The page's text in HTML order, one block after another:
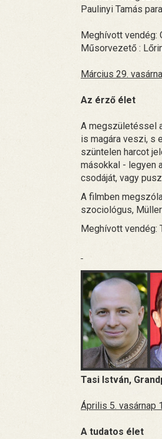
Paulinyi Tamás
Meghívott vendég:
Műsorvezető :
Március 29.
Az érző élet
A megszületéssel
is magára veszi, s
szüntelen harcot
másokkal - legyen
csodáját, vagy
A filmben
szociológus,
Meghívott vendég:
Tasi István,
Április 5. vasárnap
A tudatos élet